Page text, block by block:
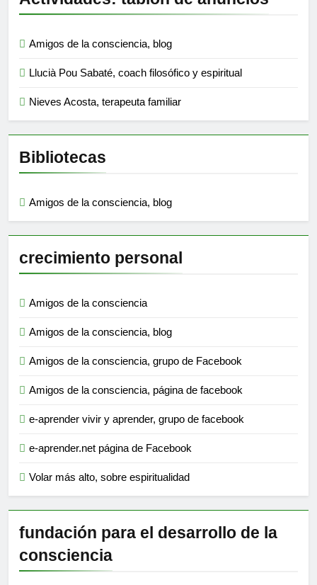
Amigos de la consciencia, blog
Llucià Pou Sabaté, coach filosófico y espiritual
Nieves Acosta, terapeuta familiar
Bibliotecas
Amigos de la consciencia, blog
crecimiento personal
Amigos de la consciencia
Amigos de la consciencia, blog
Amigos de la consciencia, grupo de Facebook
Amigos de la consciencia, página de facebook
e-aprender vivir y aprender, grupo de facebook
e-aprender.net página de Facebook
Volar más alto, sobre espiritualidad
fundación para el desarrollo de la
consciencia